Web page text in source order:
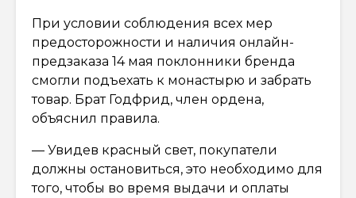
При условии соблюдения всех мер
предосторожности и наличия онлайн-
предзаказа 14 мая поклонники бренда
смогли подъехать к монастырю и забрать
товар. Брат Годфрид, член ордена,
объяснил правила.
— Увидев красный свет, покупатели
должны остановиться, это необходимо для
того, чтобы во время выдачи и оплаты